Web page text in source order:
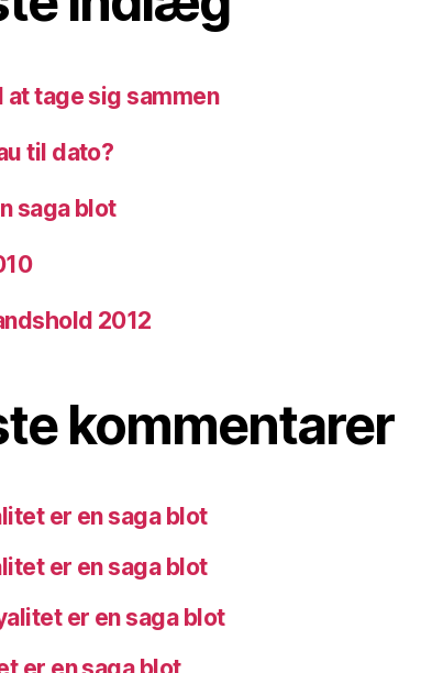
at tage sig sammen
til dato?
saga blot
2012
kommentarer
er en saga blot
er en saga blot
er en saga blot